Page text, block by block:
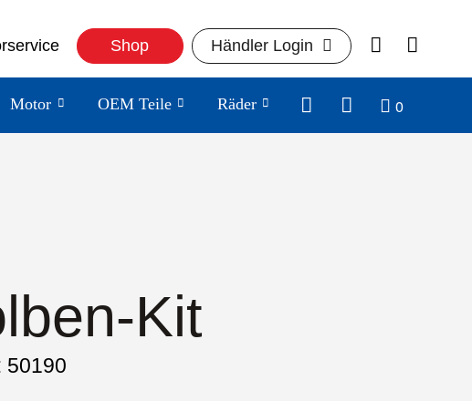
Shop Händler Login
Motor OEM Teile Räder 0
Kit
50190